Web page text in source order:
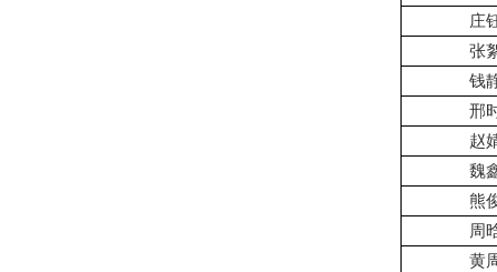
庄
张
钱
邢
赵
魏
熊
周
黄